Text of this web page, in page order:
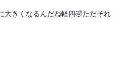
大きくなるんだね軽四🤣ただそれ